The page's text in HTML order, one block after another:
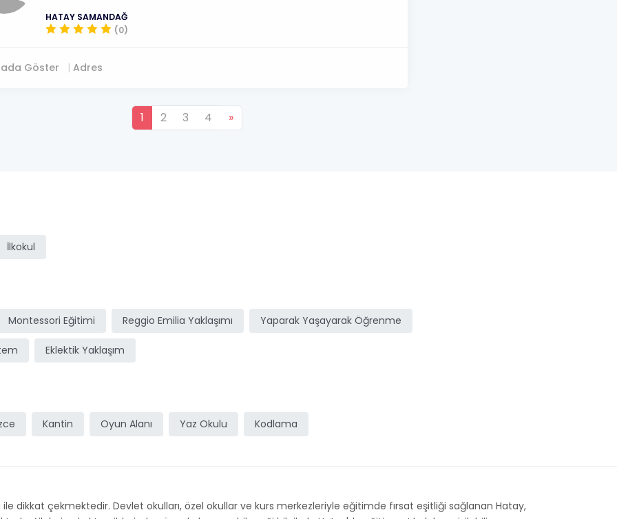
HATAY SAMANDAĞ
(0)
Göster Adres
1 2 3 4 »
İlkokul
Montessori Eğitimi Reggio Emilia Yaklaşımı Yaparak Yaşayarak Öğrenme
Eklektik Yaklaşım
Kantin Oyun Alanı Yaz Okulu Kodlama
ile dikkat çekmektedir. Devlet okulları, özel okullar ve kurs merkezleriyle eğitimde fırsat eşitliği sağlanan Hatay,